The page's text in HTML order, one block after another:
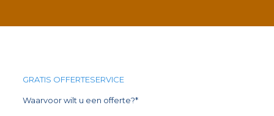
GRATIS OFFERTESERVICE
Waarvoor wilt u een offerte?*